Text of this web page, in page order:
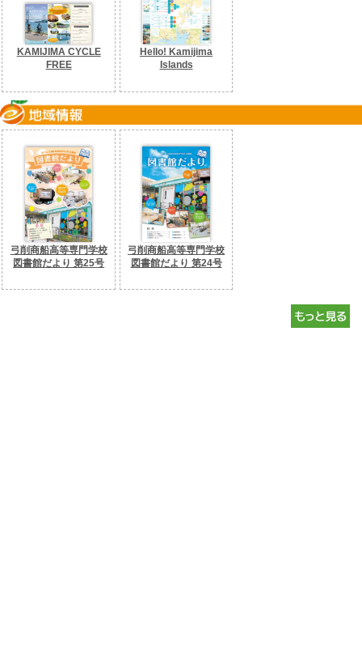
KAMIJIMA CYCLE
FREE
Hello! Kamijima
Islands
弓削商船高等専門学校
図書館だより 第25号
弓削商船高等専門学校
図書館だより 第24号